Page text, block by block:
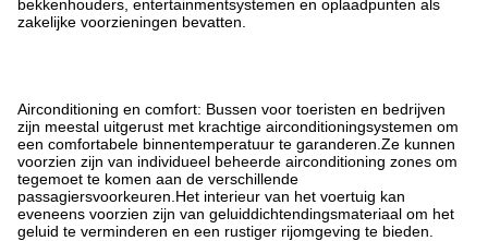
bekkenhouders, entertainmentsystemen en oplaadpunten als
zakelijke voorzieningen bevatten.
Airconditioning en comfort: Bussen voor toeristen en bedrijven
zijn meestal uitgerust met krachtige airconditioningsystemen om
een comfortabele binnentemperatuur te garanderen.Ze kunnen
voorzien zijn van individueel beheerde airconditioning zones om
tegemoet te komen aan de verschillende
passagiersvoorkeuren.Het interieur van het voertuig kan
eveneens voorzien zijn van geluiddichtendingsmateriaal om het
geluid te verminderen en een rustiger rijomgeving te bieden.